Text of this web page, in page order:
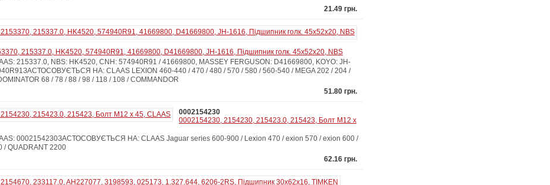
21.49 грн.
215337.0, HK4520, 574940R91, 41669800, D41669800, JH-1616, Підшипник голк. 45x52x20, NBS
215337.0, NBS: HK4520, CNH: 574940R91 / 41669800, MASSEY FERGUSON: D41669800, KOYO: JH-
НА: CLAAS LEXION 460-440 / 470 / 480 / 570 / 580 / 560-540 / MEGA 202 / 204 /
68 / 78 / 88 / 98 / 118 / 108 / COMMANDOR
51.80 грн.
0002154230
0002154230, 2154230, 215423.0, 215423, Болт М12 x
0002154230ЗАСТОСОВУЄТЬСЯ НА: CLAAS Jaguar series 600-900 / Lexion 470 / exion 570 / exion 600 /
/ QUADRANT 2200
62.16 грн.